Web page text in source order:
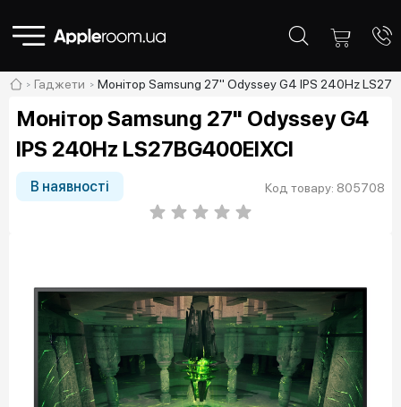
Гаджети Монітор Samsung 27" Odyssey G4 IPS 240Hz
Монітор Samsung 27" Odyssey G4
IPS 240Hz LS27BG400EIXCI
В наявності Код товару: 805708